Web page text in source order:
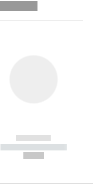
------------
----------- -----------